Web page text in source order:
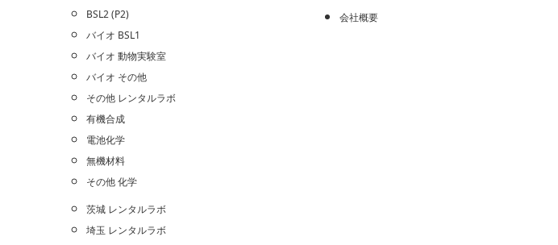
BSL2 (P2)
バイオ BSL1
バイオ 動物実験室
バイオ その他
その他 レンタルラボ
有機合成
電池化学
無機材料
その他 化学
茨城 レンタルラボ
埼玉 レンタルラボ
会社概要